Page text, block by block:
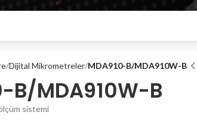
Dijital Mikrometreler MDA910-B/MDA910W-B
B/MDA910W-B
sistemi